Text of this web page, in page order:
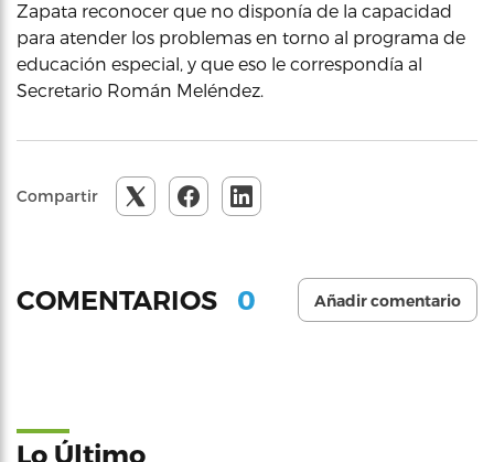
Zapata reconocer que no disponía de la capacidad
para atender los problemas en torno al programa de
educación especial, y que eso le correspondía al
Secretario Román Meléndez.
Compartir
COMENTARIOS 0 Añadir comentario
Lo Último